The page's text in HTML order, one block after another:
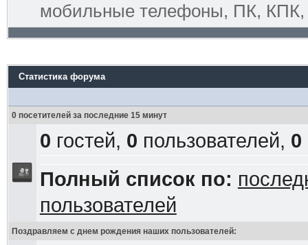
мобильные телефоны, ПК, КПК,
Статистика форума
0 посетителей за последние 15 минут
0 гостей, 0 пользователей, 0
Полный список по:
пользователей
Поздравляем с днем рождения наших пользователей: